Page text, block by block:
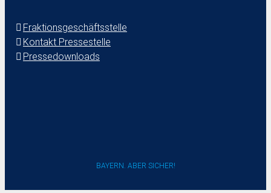
Fraktionsgeschäftsstelle
Kontakt Pressestelle
Pressedownloads
BAYERN. ABER SICHER!